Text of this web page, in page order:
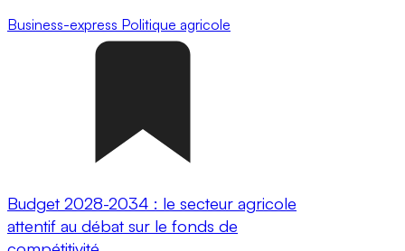
Business-express Politique agricole
Budget 2028-2034 : le secteur agricole
attentif au débat sur le fonds de